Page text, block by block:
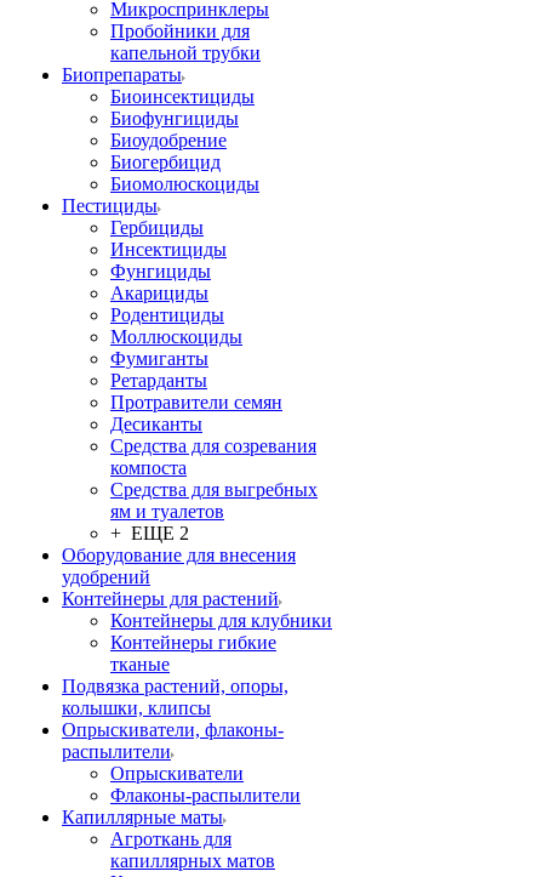
Микроспринклеры
Пробойники для
капельной трубки
Биопрепараты
Биоинсектициды
Биофунгициды
Биоудобрение
Биогербицид
Биомолюскоциды
Пестициды
Гербициды
Инсектициды
Фунгициды
Акарициды
Родентициды
Моллюскоциды
Фумиганты
Ретарданты
Протравители семян
Десиканты
Средства для созревания
компоста
Средства для выгребных
ям и туалетов
+ ЕЩЕ 2
Оборудование для внесения
удобрений
Контейнеры для растений
Контейнеры для клубники
Контейнеры гибкие
тканые
Подвязка растений, опоры,
колышки, клипсы
Опрыскиватели, флаконы-
распылители
Опрыскиватели
Флаконы-распылители
Капиллярные маты
Агроткань для
капиллярных матов